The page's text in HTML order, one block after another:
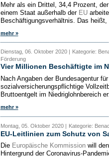
Mehr als ein Drittel, 34,4 Prozent,
einem Staat außerhalb der EU
Beschäftigungsverhältnis. Das
mehr »
Dienstag, 06. Oktober 2020 |
Kategorie:
Förderung
Vier Millionen Beschäftigte im
Nach Angaben der Bundesagentur
sozialversicherungspflichtige
Bruttoentgelt im Niedriglohnbereich
mehr »
Montag, 05. Oktober 2020 | Kategorie:
EU-Leitlinien zum Schutz von
Die Europäische Kommissionwill
Hintergrund der Coronavirus-